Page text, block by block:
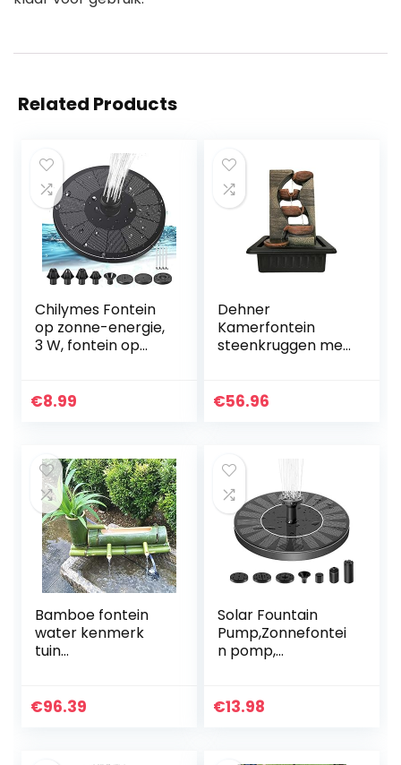
Related Products
Chilymes Fontein
op zonne-energie,
3 W, fontein op
fontein op zonne-
€8.99
Dehner
Kamerfontein
steenkruggen met
polyhars,
€56.96
Bamboe fontein
water kenmerk
tuin
standbeeld
€96.39
Solar Fountain
Pump,Zonnefontei
n pomp,
vogelbad,
€13.98